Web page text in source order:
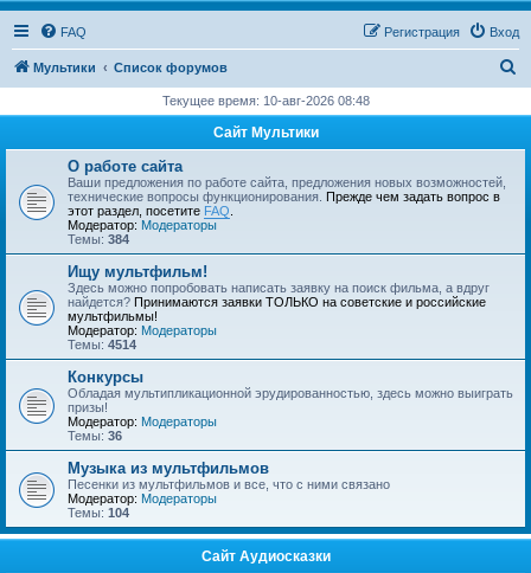
FAQ Вход
Регистрация
Мультики Список форумов
с
Текущее время: 10-авг-2026 08:48
Сайт Мультики
О работе сайта
Ваши предложения по работе сайта, предложения новых возможностей,
технические вопросы функционирования. Прежде чем задать вопрос в
этот раздел, посетите FAQ
Модератор: Модераторы
Темы: 384
Ищу мультфильм!
Здесь можно попробовать написать заявку на поиск фильма, а вдруг
найдется? Принимаются заявки ТОЛЬКО на советские и российские
мультфильмы!
Модератор: Модераторы
Темы: 4514
Конкурсы
Обладая мультипликационной эрудированностью, здесь можно выиграть
призы!
Модератор: Модераторы
Темы: 36
Музыка из мультфильмов
Песенки из мультфильмов и все, что с ними связано
Модератор: Модераторы
Темы: 104
Сайт Аудиосказки